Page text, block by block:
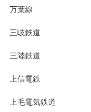
万葉線
三岐鉄道
三陸鉄道
上信電鉄
上毛電気鉄道